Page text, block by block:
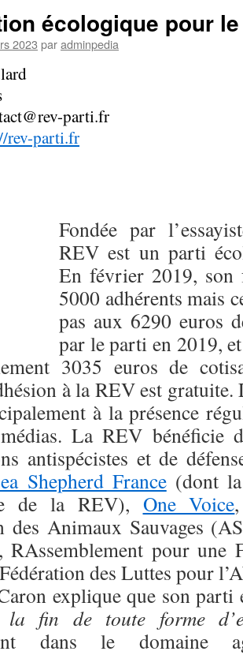
écologique pour
2023 paradminpedia
parti.fr
rev-parti.fr
Fondée par
REV est un parti
En février 2019, son
5000 adhérents mais
pas aux 6290 euros
par le parti en 2019,
3035 euros de
à la REV est
à la présence
La REV bénéficie
antispécistes et de
Shepherd France(dont la
de la REV), One Voice
des Animaux Sauvages
RAssemblement pour une
des Luttes pour
explique que son parti
la fin de toute forme
dans le domaine